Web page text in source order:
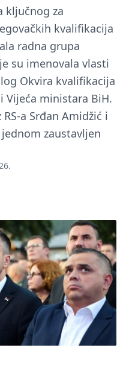
ključnog za
kvalifikacija
radna grupa
su imenovala vlasti
Okvira kvalifikacija
Vijeća ministara BiH.
a Srđan Amidžić i
zaustavljen